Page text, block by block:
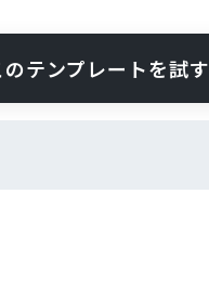
のテンプレートを試す